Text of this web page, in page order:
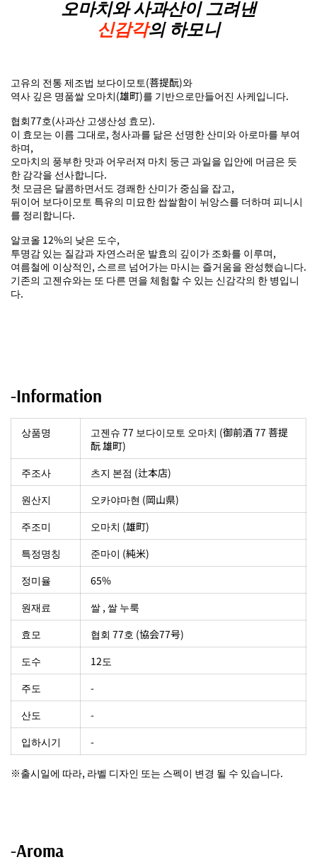
오마치와 사과산이 그려낸
신감각의 하모니
고유의 전통 제조법 보다이모토(菩提酛)와
역사 깊은 명품쌀 오마치(雄町)를 기반으로만들어진 사케입니다.
협회77호(사과산 고생산성 효모).
이 효모는 이름 그대로, 청사과를 닮은 선명한 산미와 아로마를 부여
하며,
오마치의 풍부한 맛과 어우러져 마치 둥근 과일을 입안에 머금은 듯
한 감각을 선사합니다.
첫 모금은 달콤하면서도 경쾌한 산미가 중심을 잡고,
뒤이어 보다이모토 특유의 미묘한 쌉쌀함이 뉘앙스를 더하며 피니시
를 정리합니다.
알코올 12%의 낮은 도수,
투명감 있는 질감과 자연스러운 발효의 깊이가 조화를 이루며,
여름철에 이상적인, 스르르 넘어가는 마시는 즐거움을 완성했습니다.
기존의 고젠슈와는 또 다른 면을 체험할 수 있는 신감각의 한 병입니
다.
-Information
상품명
고젠슈 77 보다이모토 오마치 (御前酒 77 菩提
酛 雄町)
주조사
츠지 본점 (辻本店)
원산지
오카야마현 (岡山県)
주조미
오마치 (雄町)
특정명칭
준마이 (純米)
정미율
65%
원재료
쌀 , 쌀 누룩
효모
협회 77호 (協会77号)
도수
12도
주도
-
산도
-
입하시기
-
※출시일에 따라, 라벨 디자인 또는 스펙이 변경 될 수 있습니다.
-Aroma